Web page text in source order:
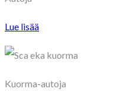
Lue lisää
Kuorma-autoja